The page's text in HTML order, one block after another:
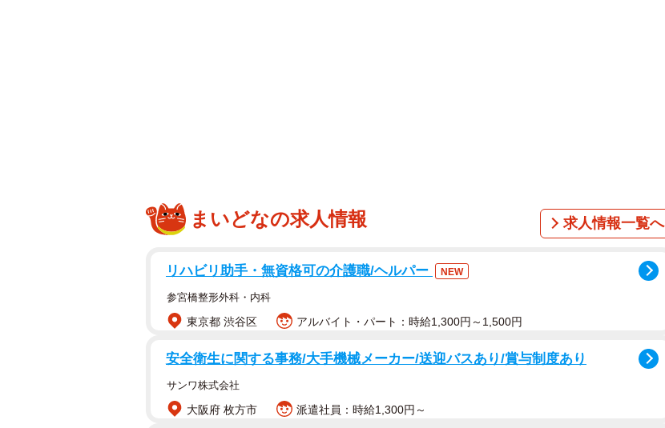
まいどなの求人情報 求人情報一覧へ
リハビリ助手・無資格可の介護職/ヘルパー NEW
参宮橋整形外科・内科
東京都 渋谷区 アルバイト・パート：時給1,300円～1,500円
安全衛生に関する事務/大手機械メーカー/送迎バスあり/賞与制度あり
サンワ株式会社
大阪府 枚方市 派遣社員：時給1,300円～